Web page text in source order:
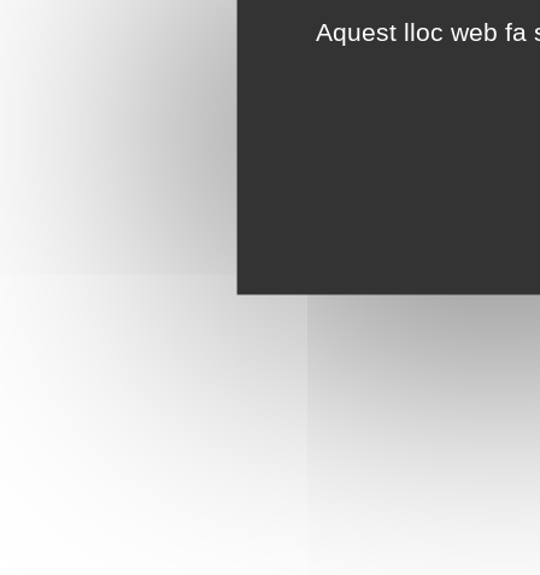
Aquest lloc web fa